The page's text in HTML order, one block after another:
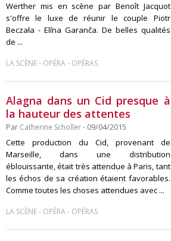
Werther mis en scène par Benoît Jacquot
s'offre le luxe de réunir le couple Piotr
Beczała - Elīna Garanča. De belles qualités
de ...
LA SCÈNE- OPÉRA- OPÉRAS
Alagna dans un Cid presque à
la hauteur des attentes
Par Catherine Scholler- 09/04/2015
Cette production du Cid, provenant de
Marseille, dans une distribution
éblouissante, était très attendue à Paris, tant
les échos de sa création étaient favorables.
Comme toutes les choses attendues avec ...
LA SCÈNE- OPÉRA- OPÉRAS